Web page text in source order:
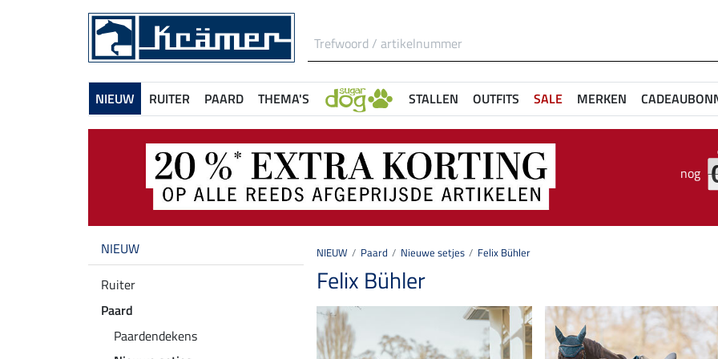
NIEUW RUITER PAARD THEMA'S STALLEN OUTFITS SALE MERKEN
nog
NIEUW
Ruiter
Paard
Paardendekens
NIEUW Paard Nieuwe setjes Felix Bühler
Felix Bühler